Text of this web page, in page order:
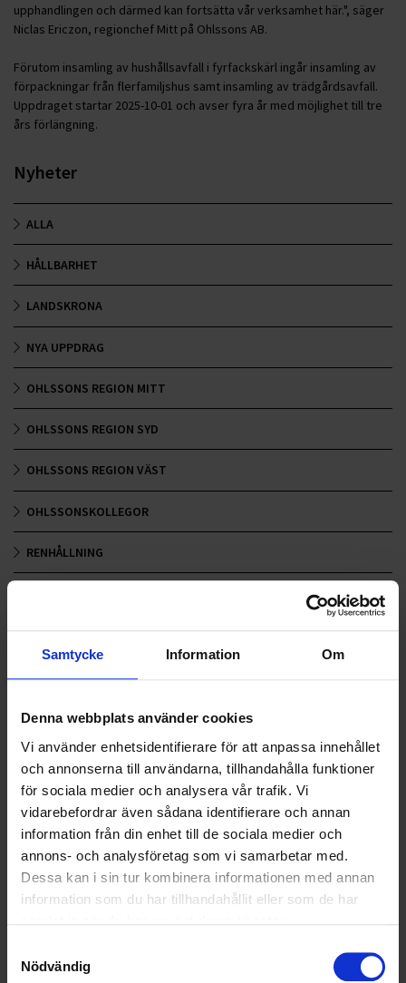
Samtycke Information Om
Denna webbplats använder cookies
Vi använder enhetsidentifierare för att anpassa innehållet
och annonserna till användarna, tillhandahålla funktioner
för sociala medier och analysera vår trafik. Vi
vidarebefordrar även sådana identifierare och annan
information från din enhet till de sociala medier och
annons- och analysföretag som vi samarbetar med.
Dessa kan i sin tur kombinera informationen med annan
information som du har tillhandahållit eller som de har
Nödvändig
upphandlingen och därmed kan fortsätta vår verksamhet här.", säger
Niclas Ericzon, regionchef Mitt på Ohlssons AB.
Förutom insamling av hushållsavfall i fyrfackskärl ingår insamling av
förpackningar från flerfamiljshus samt insamling av trädgårdsavfall.
Uppdraget startar 2025-10-01 och avser fyra år med möjlighet till tre
års förlängning.
Nyheter
ALLA
HÅLLBARHET
LANDSKRONA
NYA UPPDRAG
OHLSSONS REGION MITT
OHLSSONS REGION SYD
OHLSSONS REGION VÄST
OHLSSONSKOLLEGOR
RENHÅLLNING
SOCIALT ANSVAR
VELLINGE
KUNDTJÄNST